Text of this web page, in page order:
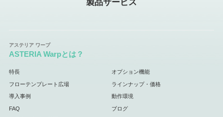
製品サービス
ASTERIA Warpとは？
特長 オプション機能
フローテンプレート広場 ラインナップ・価格
導入事例 動作環境
FAQ ブログ